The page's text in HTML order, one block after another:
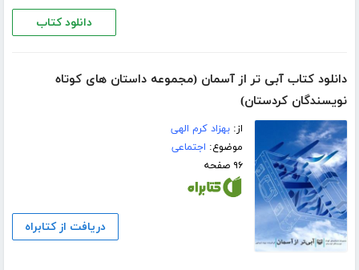
دانلود کتاب
دانلود کتاب آبی تر از آسمان (مجموعه داستان های کوتاه
نویسندگان کردستان)
از:بهزاد کرم الهی
موضوع: اجتماعی
۹۶ صفحه
دریافت از کتابراه